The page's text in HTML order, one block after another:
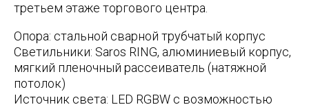
третьем этаже торгового центра.
Опора: стальной сварной трубчатый корпус
Светильники: Saros RING, алюминиевый корпус,
мягкий пленочный рассеиватель (натяжной
потолок)
Источник света: LED RGBW с возможностью